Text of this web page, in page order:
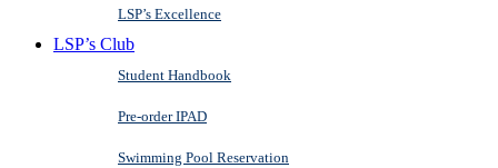
LSP’s Excellence
LSP’s Club
Student Handbook
Pre-order IPAD
Swimming Pool Reservation